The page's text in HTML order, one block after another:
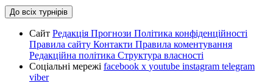
До всіх турнірів
Сайт Редакція Прогнози Політика конфіденційності
Правила сайту Контакти Правила коментування
Редакційна політика Структура власності
Соціальні мережі facebook x youtube instagram telegram
viber